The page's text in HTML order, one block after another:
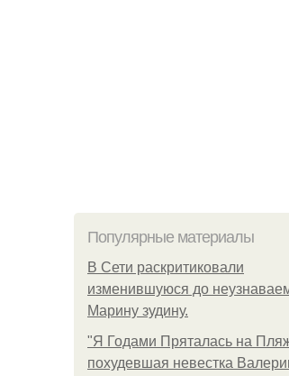
Популярные материалы
В Сети раскритиковали
изменившуюся до
Марину зудину.
"Я Годами Пряталась на
похудевшая невестка